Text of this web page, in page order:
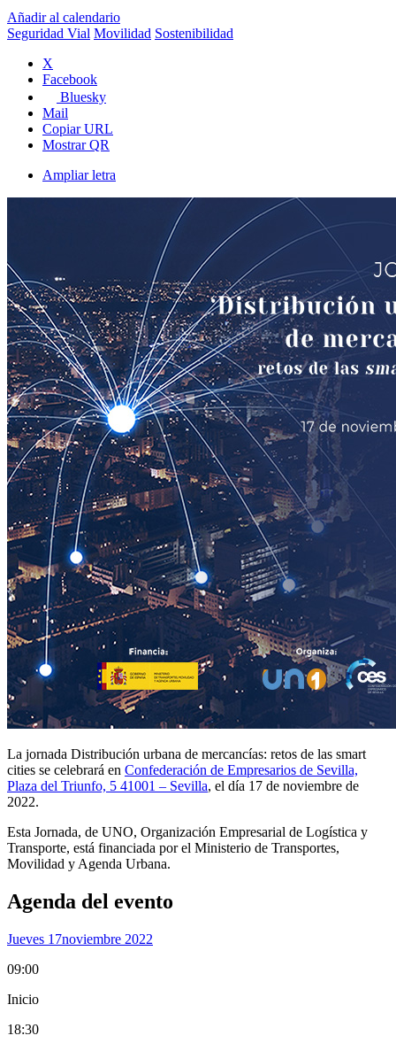
Añadir al calendario
Seguridad Vial Movilidad Sostenibilidad
X
Facebook
Bluesky
Mail
Copiar URL
Mostrar QR
Ampliar letra
La jornada Distribución urbana de mercancías: retos de las smart
cities se celebrará en Confederación de Empresarios de Sevilla,
Plaza del Triunfo, 5 41001 – Sevilla, el día 17 de noviembre de
2022.​
Esta Jornada, de UNO, Organización Empresarial de Logística y
Transporte, está financiada por el Ministerio de Transportes,
Movilidad y Agenda Urbana.
Agenda del evento
Jueves 17Noviembre 2022
09:00
Inicio
18:30